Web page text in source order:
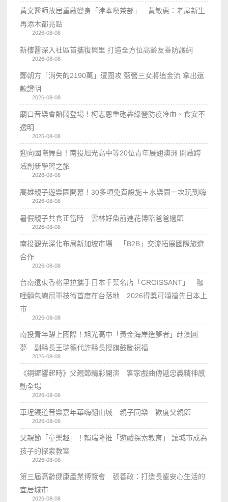
黃文醫師故居重啟變身「津本喫茶部」 黃敏惠：老屋新生
再添木都亮點
2026-08-08
新樓醫深入社區首攜復興里 打造全方位高齡友善防護網
2026-08-08
鄭朝方「消失的2190萬」遭圍攻 藍營三女將追金流 拿出還
款證明
2026-08-08
廟口音樂會熱鬧登場！柯志恩重砲轟綠營防疫冷血、食安不
透明
2026-08-08
迎向國際舞台！南投旭光高中等20位青年展翅澳洲 開啟跨
域創新學習之旅
2026-08-08
高雄親子遊樂園開幕！30多項免費設施＋水樂園一次玩到嗨
2026-08-08
暑假親子共食正當時 雲林好魚前進花博陪爸爸過節
2026-08-08
南投觀光深化布局新加坡市場 「B2B」交流拓展國際旅遊
合作
2026-08-08
台南遠東香格里拉攜手日本千葉名店「CROISSANT」 咖
哩麵包總冠軍技術首度在台落地 2026得獎可頌搶先日本上
市
2026-08-08
南投青年躍上國際！旭光高中「黃金海岸造夢者」赴澳圓
夢 副縣長王瑞德代許縣長授旗鼓勵祝福
2026-08-08
《銅鑼響起時》父親節精彩開演 客家戲曲傳遞忠義精神感
動全場
2026-08-08
車埕鐵道音樂嘉年華嗨翻山城 親子同樂 歡度父親節
2026-08-08
父親節「童樂趣」！賴瑞隆推「遊戲探索教育」 讓城市成為
孩子的探索教室
2026-08-08
第三屆高齡健康產業博覽會 張善政：打造長輩安心生活的
宜居城市
2026-08-08